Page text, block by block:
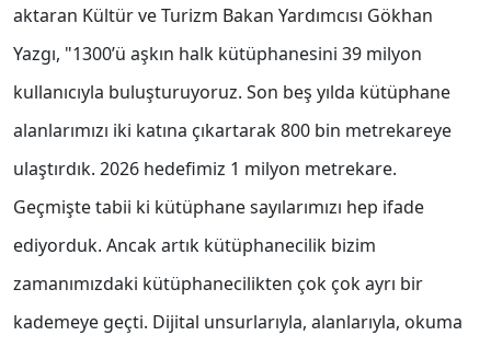
aktaran Kültür ve Turizm Bakan Yardımcısı Gökhan
Yazgı, "1300’ü aşkın halk kütüphanesini 39 milyon
kullanıcıyla buluşturuyoruz. Son beş yılda kütüphane
alanlarımızı iki katına çıkartarak 800 bin metrekareye
ulaştırdık. 2026 hedefimiz 1 milyon metrekare.
Geçmişte tabii ki kütüphane sayılarımızı hep ifade
ediyorduk. Ancak artık kütüphanecilik bizim
zamanımızdaki kütüphanecilikten çok çok ayrı bir
kademeye geçti. Dijital unsurlarıyla, alanlarıyla, okuma